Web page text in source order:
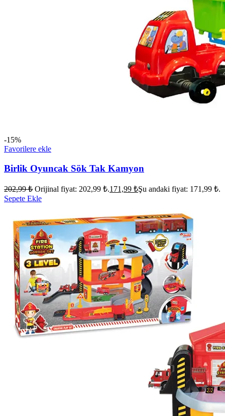
-15%
Favorilere ekle
Birlik Oyuncak Sök Tak Kamyon
202,99₺ Orijinal fiyat: 202,99 ₺.171,99 ₺Şu andaki fiyat: 171,99 ₺.
Sepete Ekle